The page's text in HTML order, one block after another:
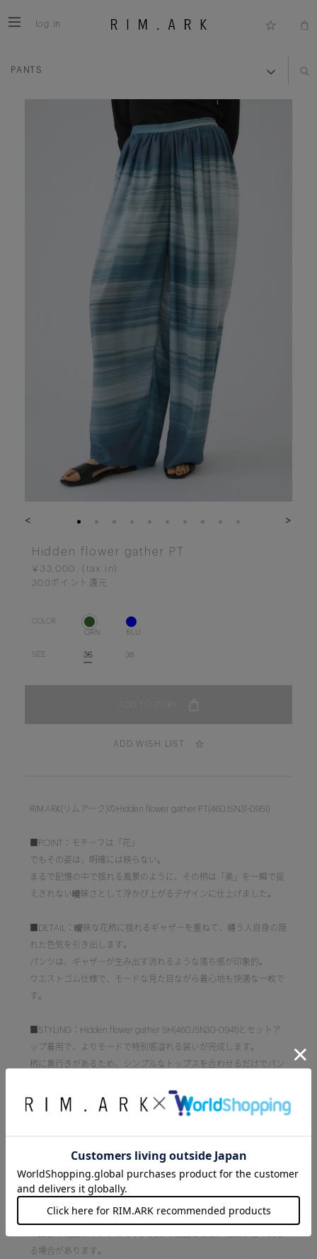
log in
PANTS
< >
Hidden flower gather PT
￥33,000
300 ポイント還元
COLOR.
GRN BLU
SIZE. 36 38
ADD WISH LIST
RIM.ARK(リムアーク)のHidden flower gather PT(460JSN31-0951)
■POINT：モチーフは「花」
でもその姿は、明確には映らない。
まるで記憶の中で揺れる風景のように、その柄は「美」を一瞬で捉
えきれない曖昧さとして浮かび上がるデザインに仕上げました。
■DETAIL：曖昧な花柄に揺れるギャザーを重ねて、纏う人自身の隠
れた色気を引き出します。
パンツは、ギャザーが生み出す流れるような落ち感が印象的。
ウエストゴム仕様で、モードな見た目ながら着心地も快適な一枚で
す。
■STYLING：Hidden flower gather SH(460JSN30-0941)とセットア
ップ着用で、よりモードで特別感溢れる装いが完成します。
柄に奥行きがあるため、シンプルなトップスを合わせるだけでパン
■洗濯：洗濯機洗い可
る場合があります。